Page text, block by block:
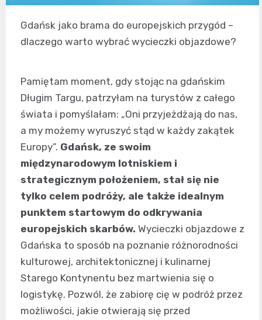
Gdańsk jako brama do europejskich przygód –
dlaczego warto wybrać wycieczki objazdowe?
Pamiętam moment, gdy stojąc na gdańskim
Długim Targu, patrzyłam na turystów z całego
świata i pomyślałam: „Oni przyjeżdżają do nas,
a my możemy wyruszyć stąd w każdy zakątek
Europy”. Gdańsk, ze swoim
międzynarodowym lotniskiem i
strategicznym położeniem, stał się nie
tylko celem podróży, ale także idealnym
punktem startowym do odkrywania
europejskich skarbów. Wycieczki objazdowe z
Gdańska to sposób na poznanie różnorodności
kulturowej, architektonicznej i kulinarnej
Starego Kontynentu bez martwienia się o
logistykę. Pozwól, że zabiorę cię w podróż przez
możliwości, jakie otwierają się przed